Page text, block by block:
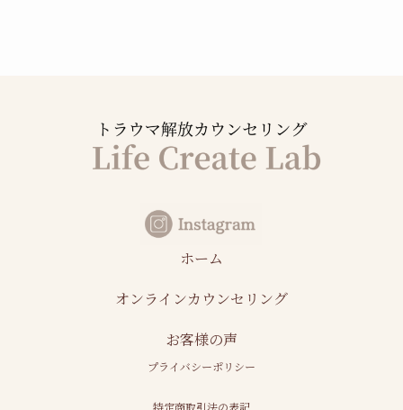
ホーム
オンラインカウンセリング
お客様の声
プライバシーポリシー